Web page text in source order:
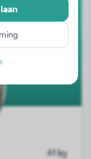
41 kg